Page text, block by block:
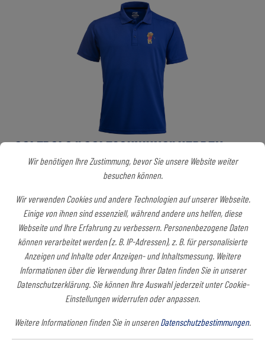
GOLFPOLO " GOLFSCHWUNG" HERREN
Kelowna Polo Men´s Ein klassisches Funktionspolo mit UV-Schutz und sportlichen
effizienten Feuchtigkeitstransport. Lässiger Look mit geripptem Kragen und 3
Knöpfen. UVP
Art.-Nr.:M4G_354400_S.30
40,00 €*
Preise inkl. MwSt. zzgl. Versandkosten
Sofort verfügbar, Lieferzeit: ca. 14-18 Tage
Farben
Wir benötigen Ihre Zustimmung, bevor Sie unsere Website weiter
besuchen können.
Wir verwenden Cookies und andere Technologien auf unserer Webseite.
Einige von ihnen sind essenziell, während andere uns helfen, diese
Webseite und Ihre Erfahrung zu verbessern. Personenbezogene Daten
können verarbeitet werden (z. B. IP-Adressen), z. B. für personalisierte
Anzeigen und Inhalte oder Anzeigen- und Inhaltsmessung. Weitere
Informationen über die Verwendung Ihrer Daten finden Sie in unserer
Datenschutzerklärung. Sie können Ihre Auswahl jederzeit unter Cookie-
Einstellungen widerrufen oder anpassen.
Weitere Informationen finden Sie in unserenDatenschutzbestimmungen.